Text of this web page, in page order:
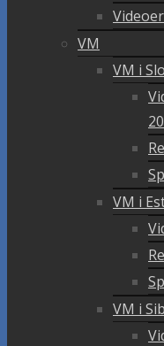
VM
VM i
VM i
VM i